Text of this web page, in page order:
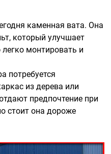
каменная вата. Она
который улучшает
монтировать и
потребуется
из дерева или
предпочтение при
стоит она дороже